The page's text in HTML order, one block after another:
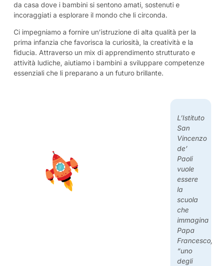
da casa dove i bambini si sentono amati, sostenuti e
incoraggiati a esplorare il mondo che li circonda.
Ci impegniamo a fornire un’istruzione di alta qualità per la
prima infanzia che favorisca la curiosità, la creatività e la
fiducia. Attraverso un mix di apprendimento strutturato e
attività ludiche, aiutiamo i bambini a sviluppare competenze
essenziali che li preparano a un futuro brillante.
L’Istituto
San
Vincenzo
de’
Paoli
vuole
essere
la
scuola
che
immagina
Papa
Francesco,
“uno
degli